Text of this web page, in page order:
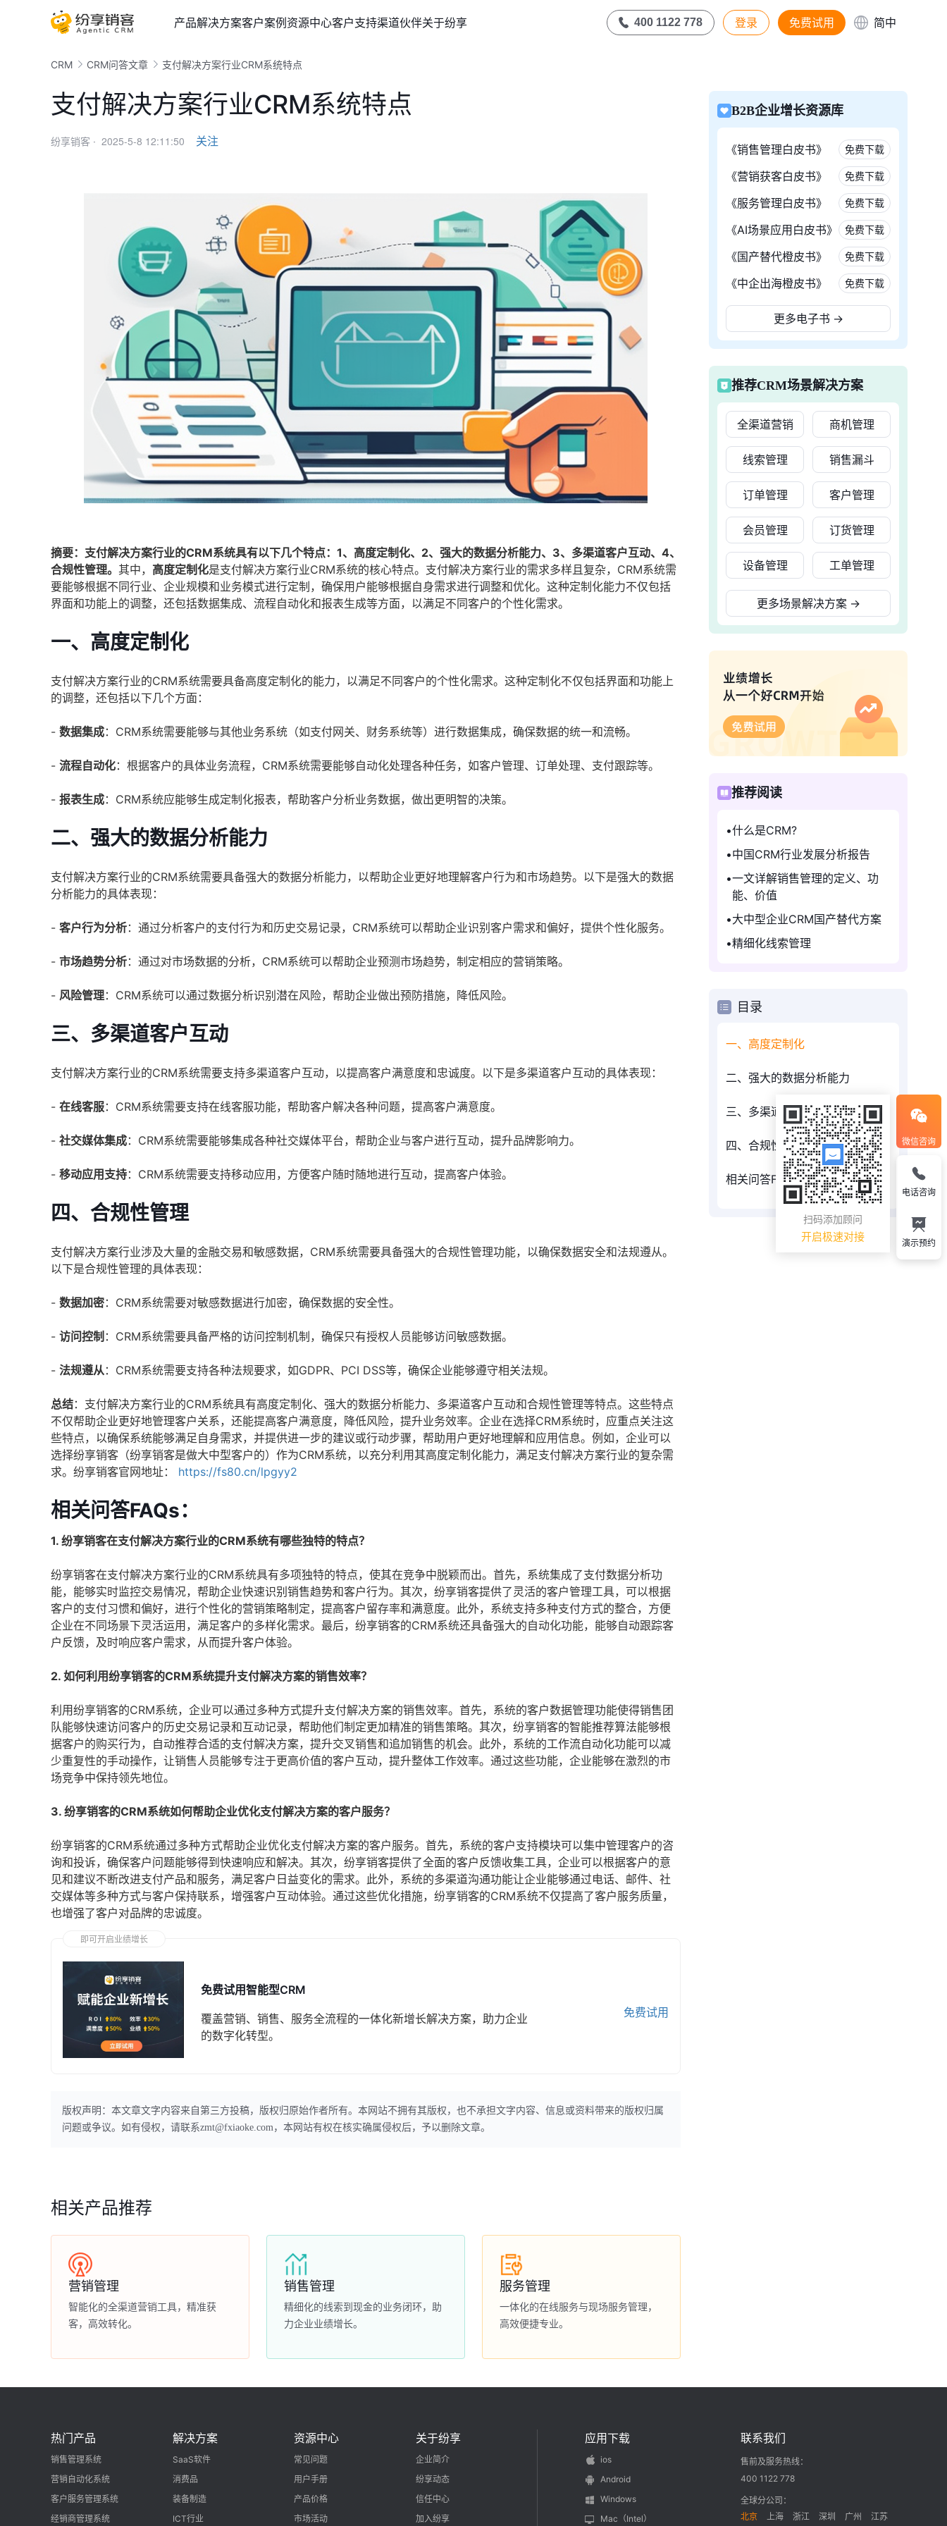
产品解决方案客户案例资源中心客户支持渠道伙伴关于纷享 400 1122 778 登录 免费试用 简中
CRM CRM问答文章 支付解决方案行业CRM系统特点
支付解决方案行业CRM系统特点
纷享销客 · 2025-5-8 12:11:50 关注
摘要：支付解决方案行业的CRM系统具有以下几个特点：1、高度定制化、2、强大的数据分析能力、3、多渠道客户互动、4、
合规性管理。 其中， 高度定制化是支付解决方案行业CRM系统的核心特点。支付解决方案行业的需求多样且复杂，CRM系统需
要能够根据不同行业、企业规模和业务模式进行定制，确保用户能够根据自身需求进行调整和优化。这种定制化能力不仅包括
界面和功能上的调整，还包括数据集成、流程自动化和报表生成等方面，以满足不同客户的个性化需求。
一、高度定制化
支付解决方案行业的CRM系统需要具备高度定制化的能力，以满足不同客户的个性化需求。这种定制化不仅包括界面和功能上
的调整，还包括以下几个方面：
- 数据集成：CRM系统需要能够与其他业务系统（如支付网关、财务系统等）进行数据集成，确保数据的统一和流畅。
- 流程自动化：根据客户的具体业务流程，CRM系统需要能够自动化处理各种任务，如客户管理、订单处理、支付跟踪等。
- 报表生成：CRM系统应能够生成定制化报表，帮助客户分析业务数据，做出更明智的决策。
二、强大的数据分析能力
支付解决方案行业的CRM系统需要具备强大的数据分析能力，以帮助企业更好地理解客户行为和市场趋势。以下是强大的数据
分析能力的具体表现：
- 客户行为分析：通过分析客户的支付行为和历史交易记录，CRM系统可以帮助企业识别客户需求和偏好，提供个性化服务。
- 市场趋势分析：通过对市场数据的分析，CRM系统可以帮助企业预测市场趋势，制定相应的营销策略。
- 风险管理：CRM系统可以通过数据分析识别潜在风险，帮助企业做出预防措施，降低风险。
三、多渠道客户互动
支付解决方案行业的CRM系统需要支持多渠道客户互动，以提高客户满意度和忠诚度。以下是多渠道客户互动的具体表现：
- 在线客服：CRM系统需要支持在线客服功能，帮助客户解决各种问题，提高客户满意度。
- 社交媒体集成：CRM系统需要能够集成各种社交媒体平台，帮助企业与客户进行互动，提升品牌影响力。
- 移动应用支持：CRM系统需要支持移动应用，方便客户随时随地进行互动，提高客户体验。
四、合规性管理
支付解决方案行业涉及大量的金融交易和敏感数据，CRM系统需要具备强大的合规性管理功能，以确保数据安全和法规遵从。
以下是合规性管理的具体表现：
- 数据加密：CRM系统需要对敏感数据进行加密，确保数据的安全性。
- 访问控制 ：CRM系统需要具备严格的访问控制机制，确保只有授权人员能够访问敏感数据。
- 法规遵从：CRM系统需要支持各种法规要求，如GDPR、PCI DSS等，确保企业能够遵守相关法规。
总结：支付解决方案行业的CRM系统具有高度定制化、强大的数据分析能力、多渠道客户互动和合规性管理等特点。这些特点
不仅帮助企业更好地管理客户关系，还能提高客户满意度，降低风险，提升业务效率。企业在选择CRM系统时，应重点关注这
些特点，以确保系统能够满足自身需求，并提供进一步的建议或行动步骤，帮助用户更好地理解和应用信息。例如，企业可以
选择纷享销客（纷享销客是做大中型客户的）作为CRM系统，以充分利用其高度定制化能力，满足支付解决方案行业的复杂需
求。纷享销客官网地址：
https://fs80.cn/lpgyy2
相关问答FAQs：
1. 纷享销客在支付解决方案行业的CRM系统有哪些独特的特点？
纷享销客在支付解决方案行业的CRM系统具有多项独特的特点，使其在竞争中脱颖而出。首先，系统集成了支付数据分析功
能，能够实时监控交易情况，帮助企业快速识别销售趋势和客户行为。其次，纷享销客提供了灵活的客户管理工具，可以根据
客户的支付习惯和偏好，进行个性化的营销策略制定，提高客户留存率和满意度。此外，系统支持多种支付方式的整合，方便
企业在不同场景下灵活运用，满足客户的多样化需求。最后，纷享销客的CRM系统还具备强大的自动化功能，能够自动跟踪客
户反馈，及时响应客户需求，从而提升客户体验。
2. 如何利用纷享销客的CRM系统提升支付解决方案的销售效率？
利用纷享销客的CRM系统，企业可以通过多种方式提升支付解决方案的销售效率。首先，系统的客户数据管理功能使得销售团
队能够快速访问客户的历史交易记录和互动记录，帮助他们制定更加精准的销售策略。其次，纷享销客的智能推荐算法能够根
据客户的购买行为，自动推荐合适的支付解决方案，提升交叉销售和追加销售的机会。此外，系统的工作流自动化功能可以减
少重复性的手动操作，让销售人员能够专注于更高价值的客户互动，提升整体工作效率。通过这些功能，企业能够在激烈的市
场竞争中保持领先地位。
3. 纷享销客的CRM系统如何帮助企业优化支付解决方案的客户服务？
纷享销客的CRM系统通过多种方式帮助企业优化支付解决方案的客户服务。首先，系统的客户支持模块可以集中管理客户的咨
询和投诉，确保客户问题能够得到快速响应和解决。其次，纷享销客提供了全面的客户反馈收集工具，企业可以根据客户的意
见和建议不断改进支付产品和服务，满足客户日益变化的需求。此外，系统的多渠道沟通功能让企业能够通过电话、邮件、社
交媒体等多种方式与客户保持联系，增强客户互动体验。通过这些优化措施，纷享销客的CRM系统不仅提高了客户服务质量，
也增强了客户对品牌的忠诚度。
即可开启业绩增长
免费试用智能型CRM
覆盖营销、销售、服务全流程的一体化新增长解决方案，助力企业
的数字化转型。
免费试用
版权声明：本文章文字内容来自第三方投稿，版权归原始作者所有。本网站不拥有其版权，也不承担文字内容、信息或资料带来的版权归属
问题或争议。如有侵权，请联系zmt@fxiaoke.com，本网站有权在核实确属侵权后，予以删除文章。
相关产品推荐
营销管理
智能化的全渠道营销工具，精准获
客，高效转化。
销售管理
精细化的线索到现金的业务闭环，助
力企业业绩增长。
服务管理
一体化的在线服务与现场服务管理，
高效便捷专业。
B2B企业增长资源库
《销售管理白皮书》 免费下载
《营销获客白皮书》 免费下载
《服务管理白皮书》 免费下载
《AI场景应用白皮书》 免费下载
《国产替代橙皮书》 免费下载
《中企出海橙皮书》 免费下载
更多电子书 →
推荐CRM场景解决方案
全渠道营销 商机管理
线索管理 销售漏斗
订单管理 客户管理
会员管理 订货管理
设备管理 工单管理
更多场景解决方案 →
推荐阅读
什么是CRM?
中国CRM行业发展分析报告
一文详解销售管理的定义、功
能、价值
大中型企业CRM国产替代方案
精细化线索管理
目录
一、高度定制化
二、强大的数据分析能力
三、多渠道客户互动
四、合规性管理
相关问答FAQs：
微信咨询
扫码添加顾问
开启极速对接
电话咨询
演示预约
热门产品
销售管理系统
营销自动化系统
客户服务管理系统
经销商管理系统
解决方案
SaaS软件
消费品
装备制造
ICT行业
资源中心
常见问题
用户手册
产品价格
市场活动
关于纷享
企业简介
纷享动态
信任中心
加入纷享
应用下载
ios
Android
Windows
Mac（Intel）
联系我们
售前及服务热线：
400 1122 778
全球分公司：
北京
上海 浙江 深圳 广州 江苏